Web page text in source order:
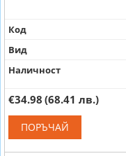
Код
Вид
Наличност
€34.98 (68.41 лв.)
ПОРЪЧАЙ